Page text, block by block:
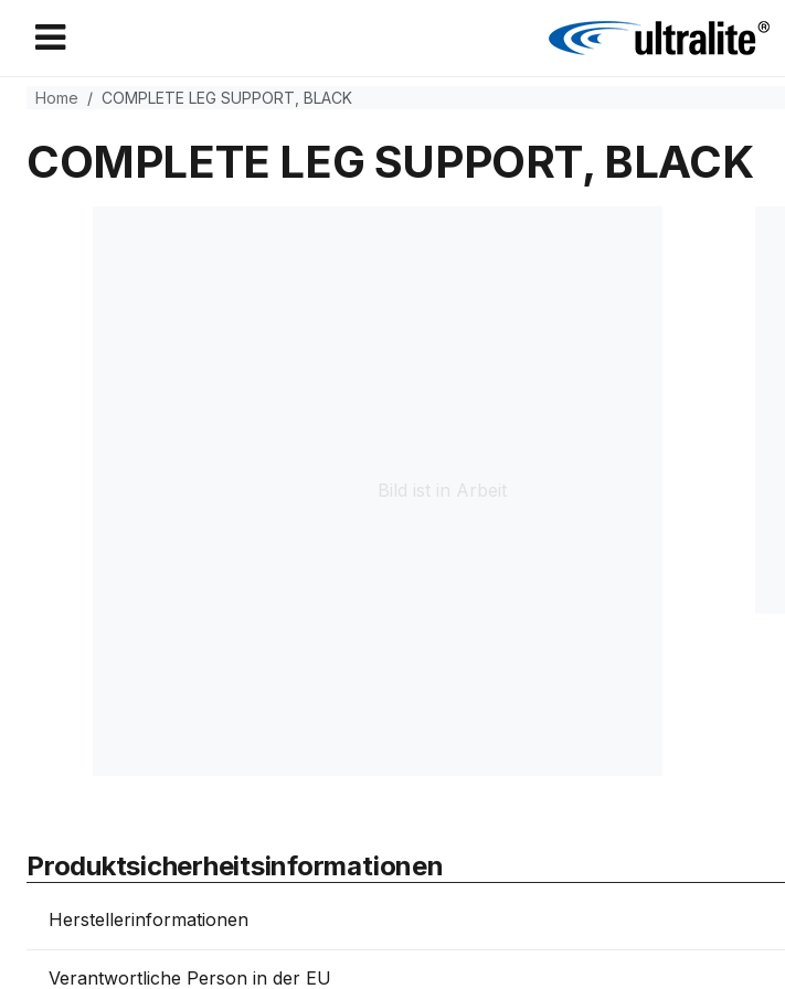
Home COMPLETE LEG SUPPORT, BLACK
COMPLETE LEG SUPPORT, BLACK
Bild ist in Arbeit
Produktsicherheitsinformationen
Herstellerinformationen
Verantwortliche Person in der EU